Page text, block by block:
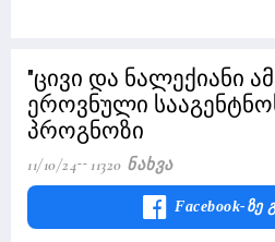
"ცივი და ნალექიანი
ეროვნული
პროგნოზი
11/10/24 11320 Ნახვა
Facebook-Ზე